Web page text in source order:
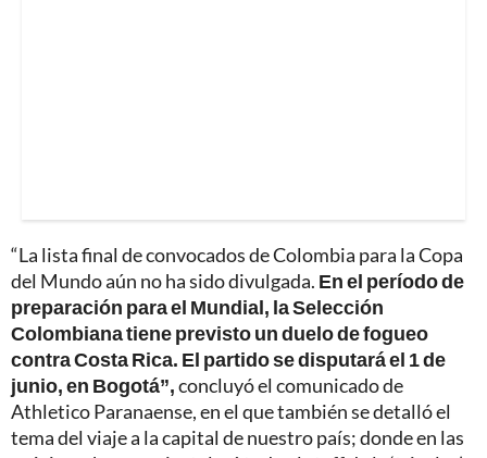
“La lista final de convocados de Colombia para la Copa
del Mundo aún no ha sido divulgada. En el período de
preparación para el Mundial, la Selección
Colombiana tiene previsto un duelo de fogueo
contra Costa Rica. El partido se disputará el 1 de
junio, en Bogotá”,concluyó el comunicado de
Athletico Paranaense, en el que también se detalló el
tema del viaje a la capital de nuestro país; donde en las